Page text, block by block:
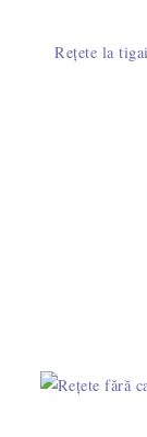
sățioasă cu
Rețete la